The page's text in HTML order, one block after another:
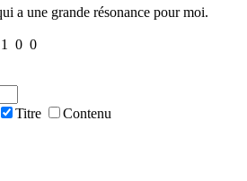
a une grande résonance pour moi.
1 0 0
Titre Contenu